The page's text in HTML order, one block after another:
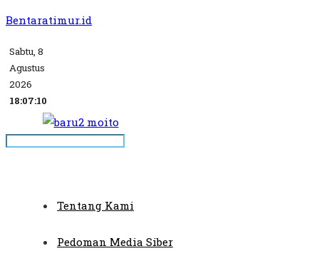
Bentaratimur.id
Sabtu, 8
Agustus
2026
18:07:10
Tentang Kami
Pedoman Media Siber